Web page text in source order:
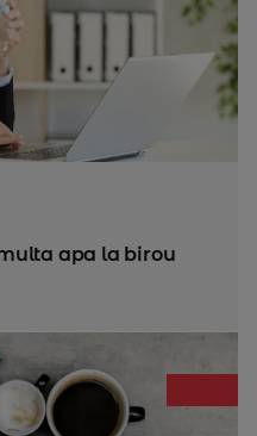
apa la birou